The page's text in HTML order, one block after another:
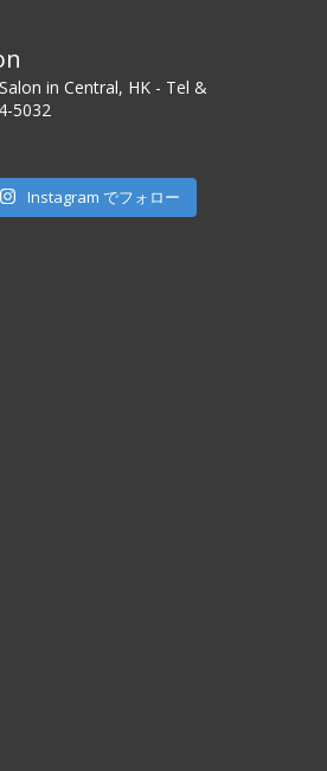
in Central, HK- Tel &
5032
Instagram でフォロー